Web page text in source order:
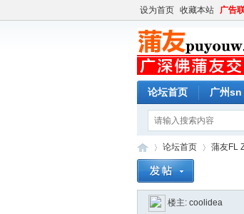
设为首页 收藏本站 广告
论坛首页 广州sn
»
论坛首页
›
蒲友FL
楼主: coolidea